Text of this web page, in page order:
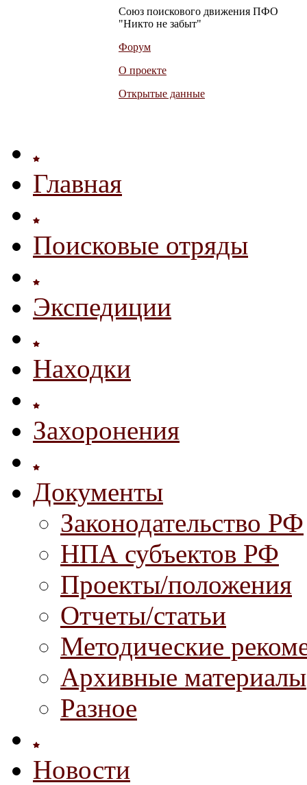
Союз поискового движения ПФО
"Никто не забыт"
Форум
О проекте
Открытые данные
Главная
Поисковые отряды
Экспедиции
Находки
Захоронения
Документы
Законодательство РФ
НПА субъектов РФ
Проекты/положения
Отчеты/статьи
Методические
Архивные материалы
Разное
Новости